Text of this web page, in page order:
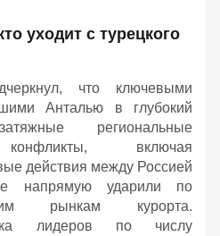
уходит с турецкого
что ключевыми
Анталью в глубокий
региональные
конфликты, включая
действия между Россией
напрямую ударили по
рынкам курорта.
лидеров по числу